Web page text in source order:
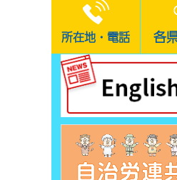
所在地・電話 各